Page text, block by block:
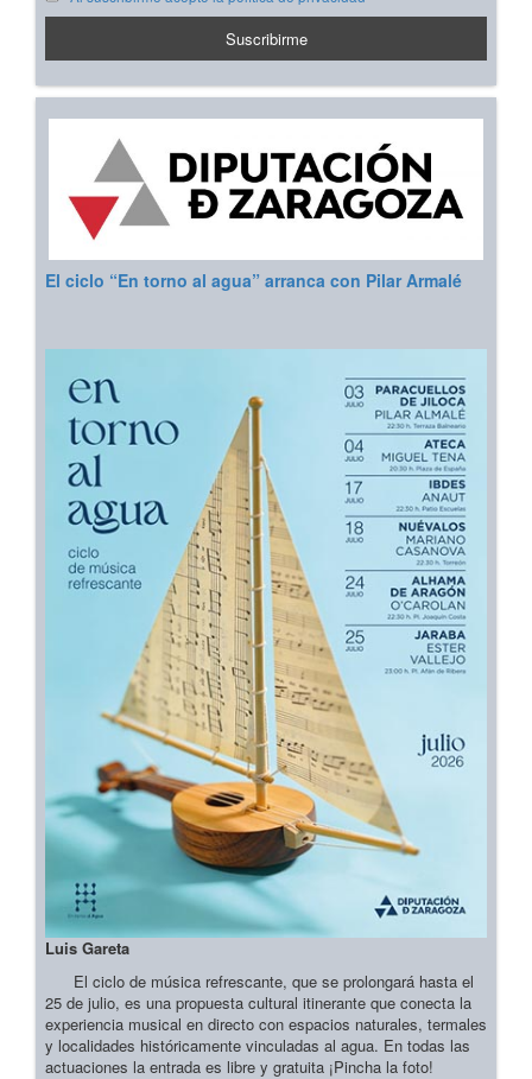
El ciclo “En torno al agua” arranca con Pilar Armalé
Luis Gareta
El ciclo de música refrescante, que se prolongará hasta el
25 de julio, es una propuesta cultural itinerante que conecta la
experiencia musical en directo con espacios naturales, termales
y localidades históricamente vinculadas al agua. En todas las
actuaciones la entrada es libre y gratuita ¡Pincha la foto!